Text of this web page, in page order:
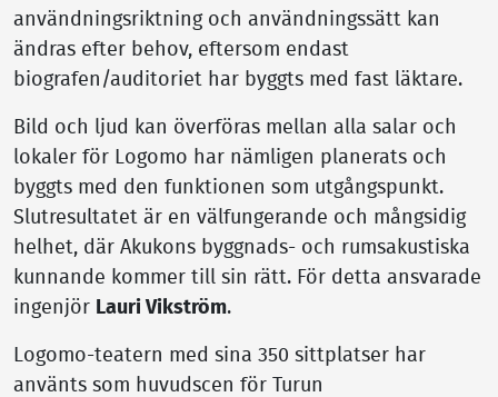
användningsriktning och användningssätt kan
ändras efter behov, eftersom endast
biografen/auditoriet har byggts med fast läktare.
Bild och ljud kan överföras mellan alla salar och
lokaler för Logomo har nämligen planerats och
byggts med den funktionen som utgångspunkt.
Slutresultatet är en välfungerande och mångsidig
helhet, där Akukons byggnads- och rumsakustiska
kunnande kommer till sin rätt. För detta ansvarade
ingenjör Lauri Vikström.
Logomo-teatern med sina 350 sittplatser har
använts som huvudscen för Turun